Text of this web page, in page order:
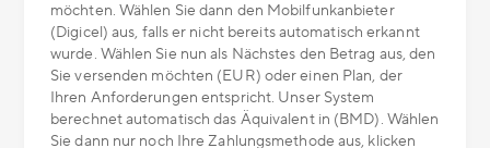
möchten. Wählen Sie dann den Mobilfunkanbieter
(Digicel) aus, falls er nicht bereits automatisch erkannt
wurde. Wählen Sie nun als Nächstes den Betrag aus, den
Sie versenden möchten (EUR) oder einen Plan, der
Ihren Anforderungen entspricht. Unser System
berechnet automatisch das Äquivalent in (BMD). Wählen
Sie dann nur noch Ihre Zahlungsmethode aus, klicken